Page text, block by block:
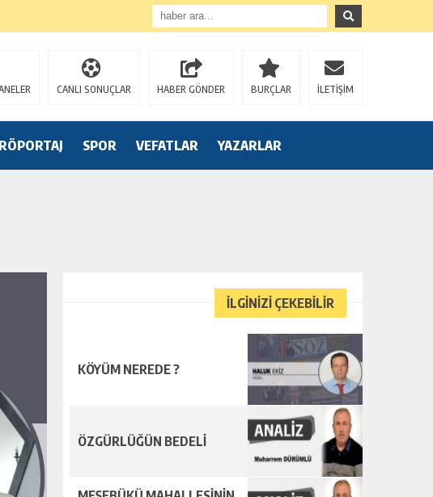
CANLI SONUÇLAR HABER GÖNDER BURÇLAR İLETİŞİM
RÖPORTAJ SPOR VEFATLAR YAZARLAR
İLGİNİZİ ÇEKEBİLİR
KÖYÜM NEREDE ?
ÖZGÜRLÜĞÜN BEDELİ